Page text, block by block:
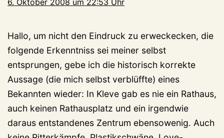
6. Oktober 2008 um 22:53 Uhr
Hallo, um nicht den Eindruck zu erweckecken, die
folgende Erkenntniss sei meiner selbst
entsprungen, gebe ich die historisch korrekte
Aussage (die mich selbst verblüffte) eines
Bekannten wieder: In Kleve gab es nie ein Rathaus,
auch keinen Rathausplatz und ein irgendwie
daraus entstandenes Zentrum ebensowenig. Auch